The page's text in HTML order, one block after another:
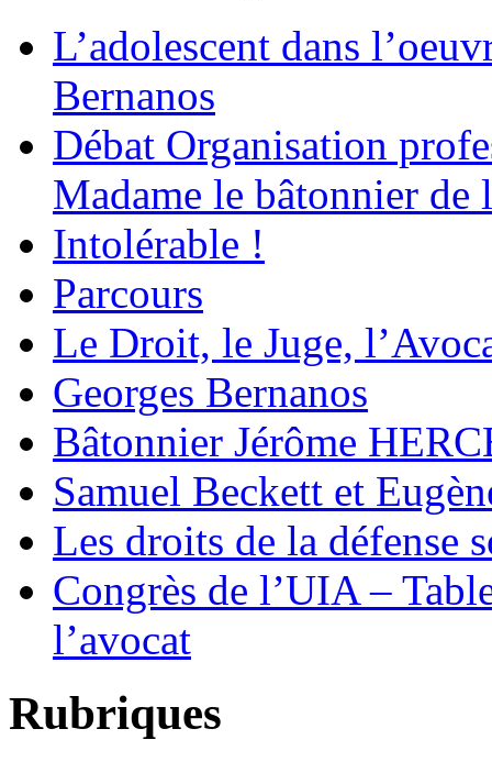
L’adolescent dans
Bernanos
Débat Organisation
Madame le bâtonnier de
Intolérable !
Parcours
Le Droit, le Juge,
Georges Bernanos
Bâtonnier Jérôme
Samuel Beckett et
Les droits de la défense
Congrès de l’UIA –
l’avocat
Rubriques